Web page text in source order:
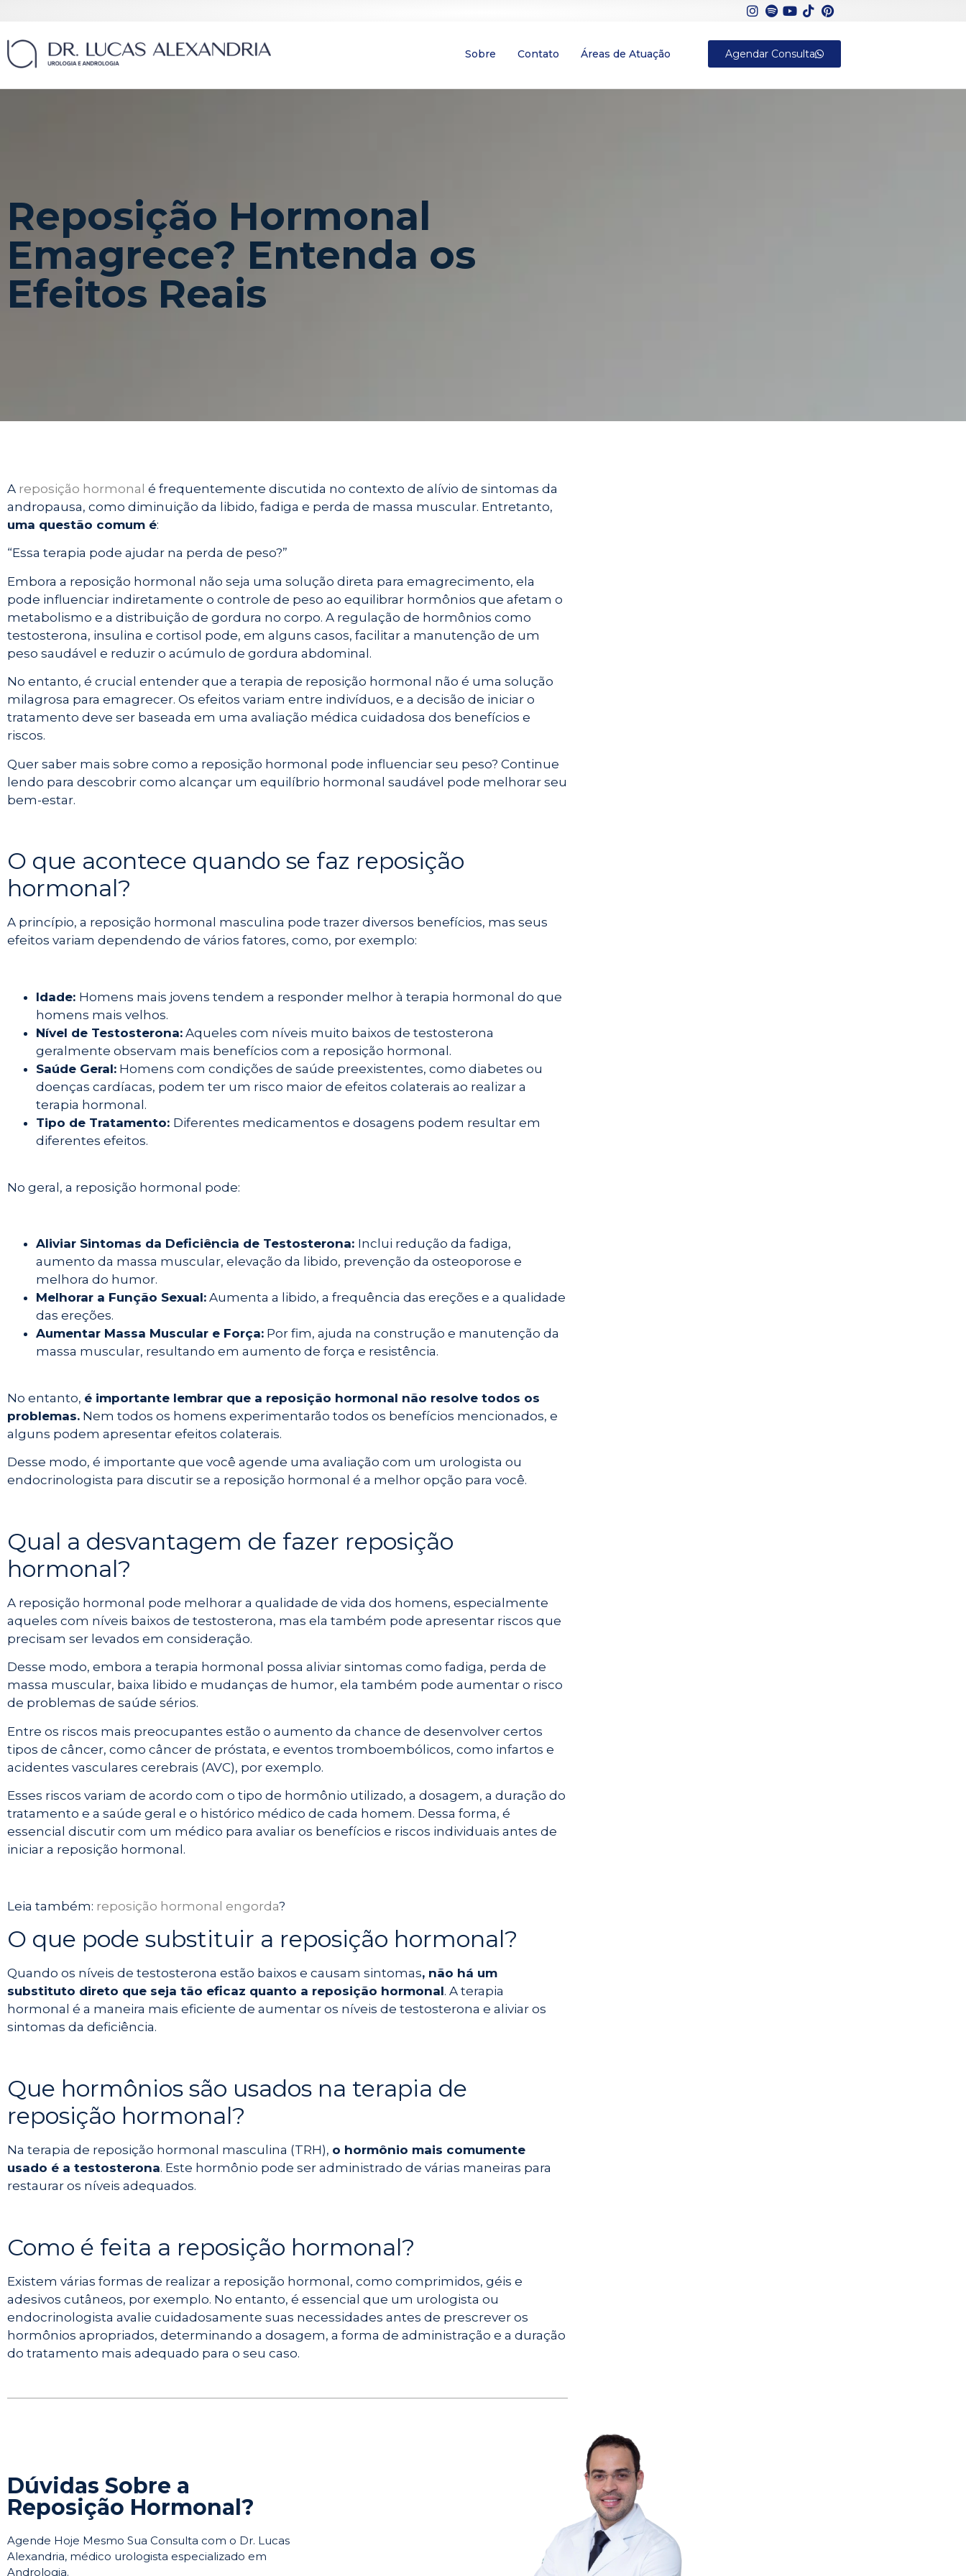
Sobre Contato Áreas de Atuação Agendar Consulta
Reposição Hormonal
Emagrece? Entenda os
Efeitos Reais
A reposição hormonal é frequentemente discutida no contexto de alívio de sintomas da
andropausa, como diminuição da libido, fadiga e perda de massa muscular. Entretanto,
uma questão comum é:
“Essa terapia pode ajudar na perda de peso?”
Embora a reposição hormonal não seja uma solução direta para emagrecimento, ela
pode influenciar indiretamente o controle de peso ao equilibrar hormônios que afetam o
metabolismo e a distribuição de gordura no corpo. A regulação de hormônios como
testosterona, insulina e cortisol pode, em alguns casos, facilitar a manutenção de um
peso saudável e reduzir o acúmulo de gordura abdominal.
No entanto, é crucial entender que a terapia de reposição hormonal não é uma solução
milagrosa para emagrecer. Os efeitos variam entre indivíduos, e a decisão de iniciar o
tratamento deve ser baseada em uma avaliação médica cuidadosa dos benefícios e
riscos.
Quer saber mais sobre como a reposição hormonal pode influenciar seu peso? Continue
lendo para descobrir como alcançar um equilíbrio hormonal saudável pode melhorar seu
bem-estar.
O que acontece quando se faz reposição
hormonal?
A princípio, a reposição hormonal masculina pode trazer diversos benefícios, mas seus
efeitos variam dependendo de vários fatores, como, por exemplo:
Idade: Homens mais jovens tendem a responder melhor à terapia hormonal do que
homens mais velhos.
Nível de Testosterona: Aqueles com níveis muito baixos de testosterona
geralmente observam mais benefícios com a reposição hormonal.
Saúde Geral: Homens com condições de saúde preexistentes, como diabetes ou
doenças cardíacas, podem ter um risco maior de efeitos colaterais ao realizar a
terapia hormonal.
Tipo de Tratamento: Diferentes medicamentos e dosagens podem resultar em
diferentes efeitos.
No geral, a reposição hormonal pode:
Aliviar Sintomas da Deficiência de Testosterona: Inclui redução da fadiga,
aumento da massa muscular, elevação da libido, prevenção da osteoporose e
melhora do humor.
Melhorar a Função Sexual: Aumenta a libido, a frequência das ereções e a qualidade
das ereções.
Aumentar Massa Muscular e Força: Por fim, ajuda na construção e manutenção da
massa muscular, resultando em aumento de força e resistência.
No entanto, é importante lembrar que a reposição hormonal não resolve todos os
problemas. Nem todos os homens experimentarão todos os benefícios mencionados, e
alguns podem apresentar efeitos colaterais.
Desse modo, é importante que você agende uma avaliação com um urologista ou
endocrinologista para discutir se a reposição hormonal é a melhor opção para você.
Qual a desvantagem de fazer reposição
hormonal?
A reposição hormonal pode melhorar a qualidade de vida dos homens, especialmente
aqueles com níveis baixos de testosterona, mas ela também pode apresentar riscos que
precisam ser levados em consideração.
Desse modo, embora a terapia hormonal possa aliviar sintomas como fadiga, perda de
massa muscular, baixa libido e mudanças de humor, ela também pode aumentar o risco
de problemas de saúde sérios.
Entre os riscos mais preocupantes estão o aumento da chance de desenvolver certos
tipos de câncer, como câncer de próstata, e eventos tromboembólicos, como infartos e
acidentes vasculares cerebrais (AVC), por exemplo.
Esses riscos variam de acordo com o tipo de hormônio utilizado, a dosagem, a duração do
tratamento e a saúde geral e o histórico médico de cada homem. Dessa forma, é
essencial discutir com um médico para avaliar os benefícios e riscos individuais antes de
iniciar a reposição hormonal.
Leia também: reposição hormonal engorda?
O que pode substituir a reposição hormonal?
Quando os níveis de testosterona estão baixos e causam sintomas, não há um
substituto direto que seja tão eficaz quanto a reposição hormonal. A terapia
hormonal é a maneira mais eficiente de aumentar os níveis de testosterona e aliviar os
sintomas da deficiência.
Que hormônios são usados na terapia de
reposição hormonal?
Na terapia de reposição hormonal masculina (TRH), o hormônio mais comumente
usado é a testosterona. Este hormônio pode ser administrado de várias maneiras para
restaurar os níveis adequados.
Como é feita a reposição hormonal?
Existem várias formas de realizar a reposição hormonal, como comprimidos, géis e
adesivos cutâneos, por exemplo. No entanto, é essencial que um urologista ou
endocrinologista avalie cuidadosamente suas necessidades antes de prescrever os
hormônios apropriados, determinando a dosagem, a forma de administração e a duração
do tratamento mais adequado para o seu caso.
Dúvidas Sobre a
Reposição Hormonal?
Agende Hoje Mesmo Sua Consulta com o Dr. Lucas
Alexandria, médico urologista especializado em
Andrologia.